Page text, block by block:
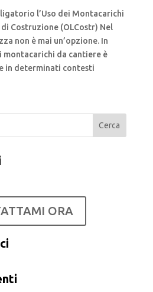
l’Uso dei Montacarichi
Costruzione (OLCostr) Nel
non è mai un’opzione. In
montacarichi da cantiere è
in determinati contesti
Cerca
ORA